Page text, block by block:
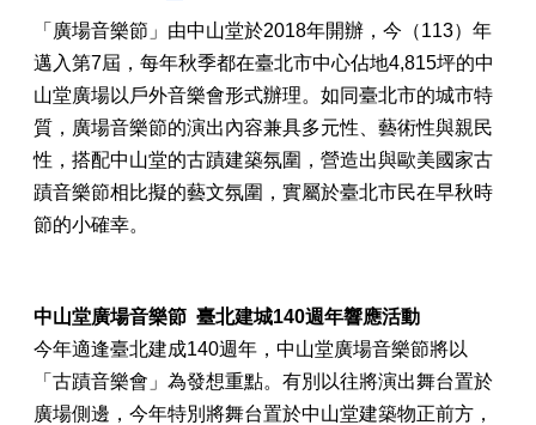
「廣場音樂節」由中山堂於2018年開辦，今（113）年
邁入第7屆，每年秋季都在臺北市中心佔地4,815坪的中
山堂廣場以戶外音樂會形式辦理。如同臺北市的城市特
質，廣場音樂節的演出內容兼具多元性、藝術性與親民
性，搭配中山堂的古蹟建築氛圍，營造出與歐美國家古
蹟音樂節相比擬的藝文氛圍，實屬於臺北市民在早秋時
節的小確幸。
中山堂廣場音樂節 臺北建城140週年響應活動
今年適逢臺北建成140週年，中山堂廣場音樂節將以
「古蹟音樂會」為發想重點。有別以往將演出舞台置於
廣場側邊，今年特別將舞台置於中山堂建築物正前方，